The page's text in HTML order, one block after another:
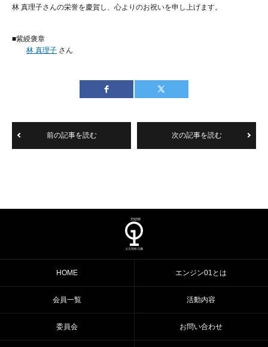
林 真理子さんの栄誉を慶賀し、心よりのお祝いを申し上げます。
■紫綬褒章
林 真理子 さん
前の記事を読む 次の記事を読む
HOME エンジン01とは
会員一覧 活動内容
委員会 お問い合わせ